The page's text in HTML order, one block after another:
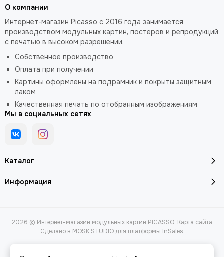
Каталог
Информация
О компании
Интернет-магазин Picasso с 2016 года занимается
производством модульных картин, постеров и репродукций
с печатью в высоком разрешении.
Собственное производство
Оплата при получении
Картины оформлены на подрамник и покрыты защитным
лаком
Качественная печать по отобранным изображениям
Мы в социальных сетях
2026 © Интернет-магазин модульных картин PICASSO. Карта сайта
Сделано в MOSK.STUDIO для платформы InSales